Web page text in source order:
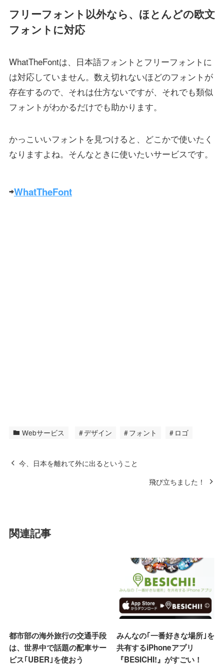
フリーフォント以外なら、ほとんどの欧文
フォントに対応
WhatTheFontは、日本語フォントとフリーフォントに
は対応していません。数え切れないほどのフォントが
存在するので、それは仕方ないですが、それでも類似
フォントがわかるだけでも助かります。
かっこいいフォントを見つけると、どこかで使いたく
なりますよね。そんなときに使いたいサービスです。
⇨WhatTheFont
Webサービス デザイン フォント ロゴ
今、日本を離れて外に出るということ
飛び立ちました！
関連記事
都市部の海外旅行の交通手段
は、世界中で話題の配車サー
ビス｢UBER｣を使おう
みんなの｢一番好きな場所｣を
共有するiPhoneアプリ
『BESICHI!』がすごい！